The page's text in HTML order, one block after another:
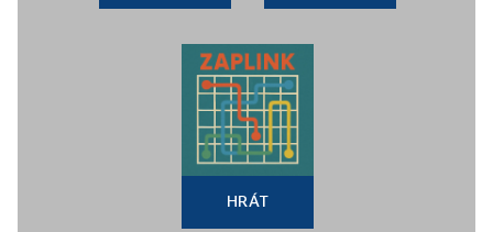
HRÁT